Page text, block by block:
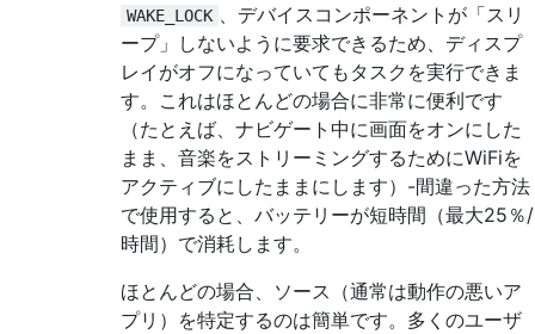
WAKE_LOCK
、デバイスコンポーネントが「スリ
ープ」しないように要求できるため、ディスプ
レイがオフになっていてもタスクを実行できま
す。これはほとんどの場合に非常に便利です
（たとえば、ナビゲート中に画面をオンにした
まま、音楽をストリーミングするためにWiFiを
アクティブにしたままにします）-間違った方法
で使用すると、バッテリーが短時間（最大25％/
時間）で消耗します。
ほとんどの場合、ソース（通常は動作の悪いア
プリ）を特定するのは簡単です。多くのユーザ